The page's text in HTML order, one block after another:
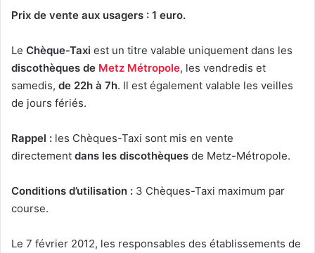
Prix de vente aux usagers : 1 euro.
Le Chèque-Taxi est un titre valable uniquement dans les
discothèques de Metz Métropole, les vendredis et
samedis, de 22h à 7h. Il est également valable les veilles
de jours fériés.
Rappel : les Chèques-Taxi sont mis en vente
directement dans les discothèques de Metz-Métropole.
Conditions d’utilisation : 3 Chèques-Taxi maximum par
course.
Le 7 février 2012, les responsables des établissements de